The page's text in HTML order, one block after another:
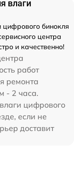
влаги
цифрового бинокля
центра
и качественно!
работ
ремонта
- 2 часа.
цифрового
если не
доставит